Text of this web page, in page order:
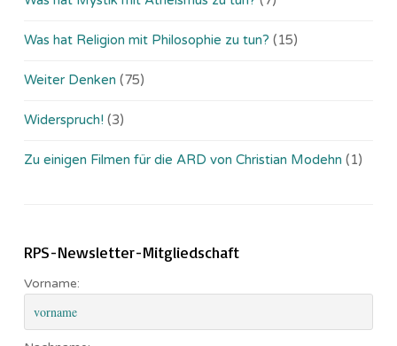
Was hat Religion mit Philosophie zu tun? (15)
Weiter Denken (75)
Widerspruch! (3)
Zu einigen Filmen für die ARD von Christian Modehn (1)
RPS-Newsletter-Mitgliedschaft
Vorname: